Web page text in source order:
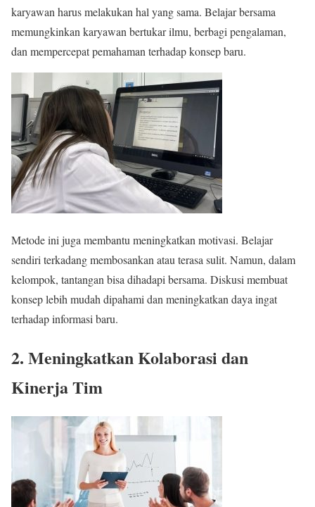
karyawan harus melakukan hal yang sama. Belajar bersama
memungkinkan karyawan bertukar ilmu, berbagi pengalaman,
dan mempercepat pemahaman terhadap konsep baru.
Metode ini juga membantu meningkatkan motivasi. Belajar
sendiri terkadang membosankan atau terasa sulit. Namun, dalam
kelompok, tantangan bisa dihadapi bersama. Diskusi membuat
konsep lebih mudah dipahami dan meningkatkan daya ingat
terhadap informasi baru.
2. Meningkatkan Kolaborasi dan
Kinerja Tim